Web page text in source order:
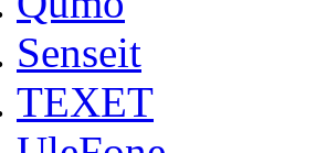
Senseit
TEXET